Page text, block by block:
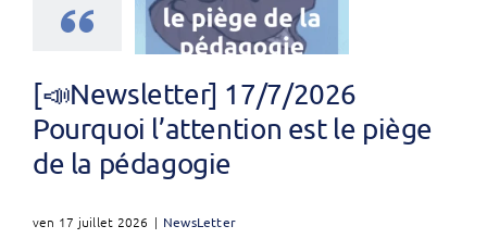
[📣Newsletter] 17/7/2026
Pourquoi l’attention est le piège
de la pédagogie
ven 17 juillet 2026 | NewsLetter